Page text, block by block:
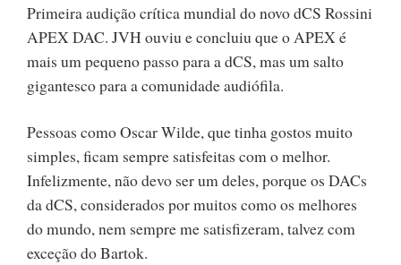
Primeira audição crítica mundial do novo dCS Rossini
APEX DAC. JVH ouviu e concluiu que o APEX é
mais um pequeno passo para a dCS, mas um salto
gigantesco para a comunidade audiófila.
Pessoas como Oscar Wilde, que tinha gostos muito
simples, ficam sempre satisfeitas com o melhor.
Infelizmente, não devo ser um deles, porque os DACs
da dCS, considerados por muitos como os melhores
do mundo, nem sempre me satisfizeram, talvez com
exceção do Bartok.